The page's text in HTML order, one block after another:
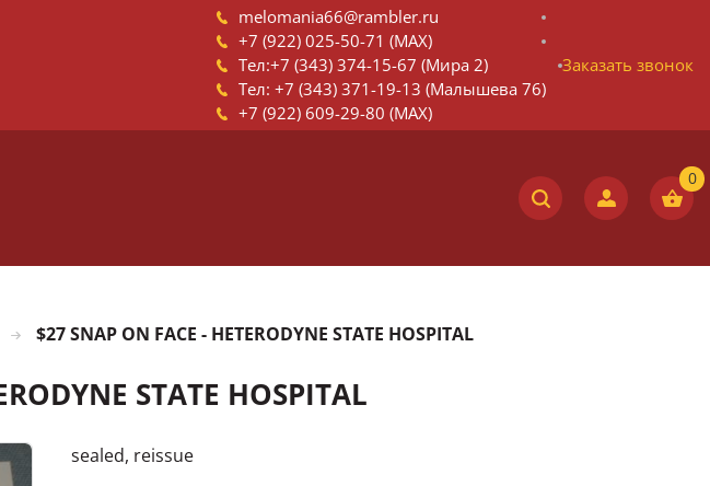
melomania66@rambler.ru
+7 (922) 025-50-71 (MAX)
Тел:+7 (343) 374-15-67 (Мира 2)
Тел: +7 (343) 371-19-13 (Малышева 76)
+7 (922) 609-29-80 (MAX)
Заказать звонок
$27 SNAP ON FACE - HETERODYNE STATE HOSPITAL
STATE HOSPITAL
sealed, reissue